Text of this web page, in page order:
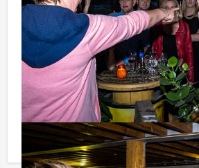
te rekenen? Voor € 13,50 per
BTW) kunt u gebruikmaken van het
waarbij u onbeperkt kunt genieten
huiswijn, koffie en thee. Zo komt u
voor verrassingen te staan!
Komt u niet aan het minimale aantal
bereid bent voor het minimale
ook gewoon voor minder personen